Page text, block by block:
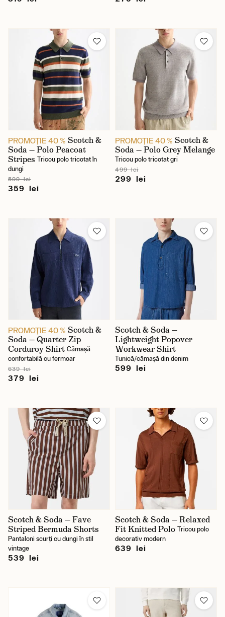
PROMOŢIE 40 % Scotch &
Soda — Polo Peacoat
Stripes Tricou polo tricotat în
dungi
599 lei
359 lei
PROMOŢIE 40 % Scotch &
Soda — Polo Grey Melange
Tricou polo tricotat gri
499 lei
299 lei
PROMOŢIE 40 % Scotch &
Soda — Quarter Zip
Corduroy Shirt Cămașă
confortabilă cu fermoar
639 lei
379 lei
Scotch & Soda —
Lightweight Popover
Workwear Shirt
Tunică/cămașă din denim
599 lei
Scotch & Soda — Fave
Striped Bermuda Shorts
Pantaloni scurți cu dungi în stil
vintage
539 lei
Scotch & Soda — Relaxed
Fit Knitted Polo Tricou polo
decorativ modern
639 lei